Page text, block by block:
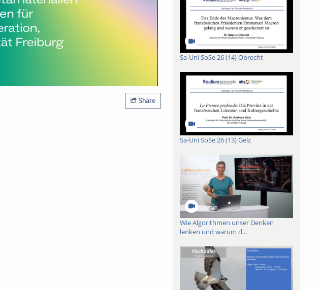
Share
Sa-Uni SoSe 26 (14) Obrecht
Sa-Uni SoSe 26 (13) Gelz
Wie Algorithmen unser Denken
lenken und warum d...